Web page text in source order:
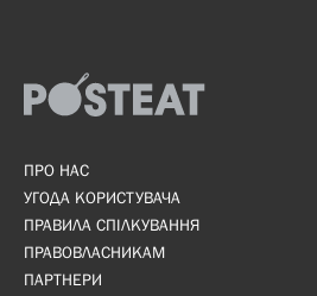
ПРО НАС
УГОДА КОРИСТУВАЧА
ПРАВИЛА СПІЛКУВАННЯ
ПРАВОВЛАСНИКАМ
ПАРТНЕРИ